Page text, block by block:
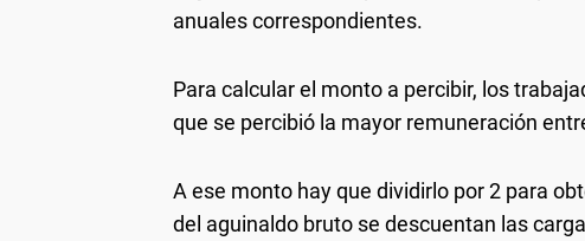
anuales correspondientes.
Para calcular el monto a percibir, los
que se percibió la mayor remuneración
A ese monto hay que dividirlo por 2 para
del aguinaldo bruto se descuentan las